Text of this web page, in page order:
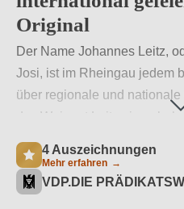
Original
Der Name Johannes Leitz,
Josi, ist im Rheingau jedem
über regionale und
das Weingut Leitz einen
Weine und zeichnen sie aus.
Johannes Leitz untrennbar
4 Auszeichnungen
Mehr erfahren →
VDP.DIE